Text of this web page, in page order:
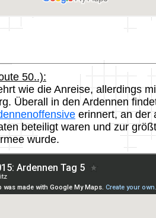
50..):
wie die Anreise, allerdings
Überall in den Ardennen
erinnert, an der
beteiligt waren und zur
wurde.